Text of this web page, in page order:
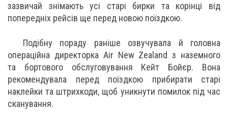
зазвичай знімають усі старі бирки та корінці від
попередніх рейсів ще перед новою поїздкою.
Подібну пораду раніше озвучувала й головна
операційна директорка Air New Zealand з наземного
та бортового обслуговування Кейт Бойєр. Вона
рекомендувала перед поїздкою прибирати старі
наклейки та штрихкоди, щоб уникнути помилок під час
сканування.